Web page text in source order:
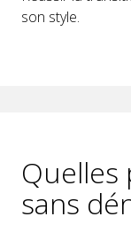
son style.
sans